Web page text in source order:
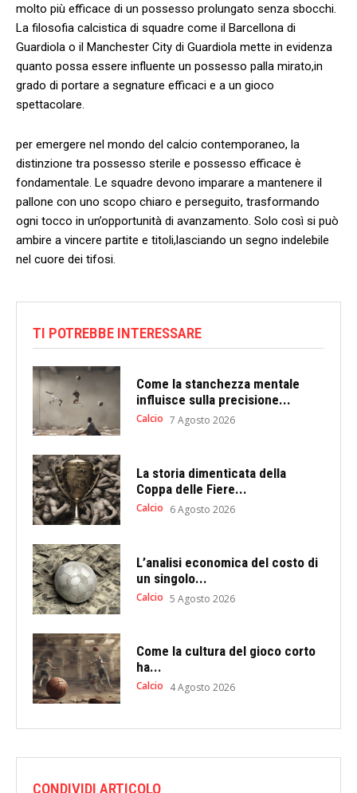
molto più efficace di ​un possesso prolungato senza sbocchi.
La filosofia calcistica‍ di⁣ squadre come il Barcellona di
Guardiola​ o il‍ Manchester‌ City di ⁣Guardiola mette ‌in​ evidenza
quanto possa essere influente ‍un possesso palla ‌mirato,in
grado di portare a segnature ⁢efficaci e ‌a ⁢un gioco
spettacolare.
per⁢ emergere‍ nel mondo‍ del calcio contemporaneo, ⁢la
distinzione tra possesso sterile e⁢ possesso efficace è​
fondamentale.⁢ Le squadre devono​ imparare a⁣ mantenere il
pallone‍ con uno ⁤scopo ⁢chiaro⁣ e perseguito, trasformando
⁢ogni tocco in un’opportunità di​ avanzamento. Solo così si può
‍ambire a vincere partite e titoli,lasciando un segno indelebile
⁣nel cuore dei ⁤tifosi.
TI POTREBBE INTERESSARE
Come la stanchezza mentale
influisce sulla precisione...
Calcio 7 Agosto 2026
La storia dimenticata della
Coppa delle Fiere...
Calcio 6 Agosto 2026
L’analisi economica del costo di
un singolo...
Calcio 5 Agosto 2026
Come la cultura del gioco corto
ha...
Calcio 4 Agosto 2026
CONDIVIDI ARTICOLO